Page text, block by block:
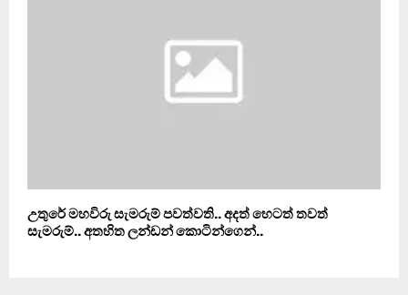
උතුරේ මහවිරු සැමරුම් පවත්වති.. අදත් හෙටත් තවත්
සැමරුම්.. අතහිත ලන්ඩන් කොටින්ගෙන්..